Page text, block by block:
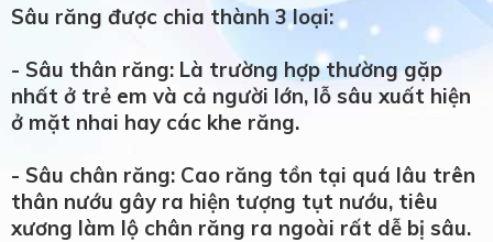
Sâu răng được chia thành 3 loại:
- Sâu thân răng: Là trường hợp thường gặp
nhất ở trẻ em và cả người lớn, lỗ sâu xuất hiện
ở mặt nhai hay các khe răng.
- Sâu chân răng: Cao răng tồn tại quá lâu trên
thân nướu gây ra hiện tượng tụt nướu, tiêu
xương làm lộ chân răng ra ngoài rất dễ bị sâu.